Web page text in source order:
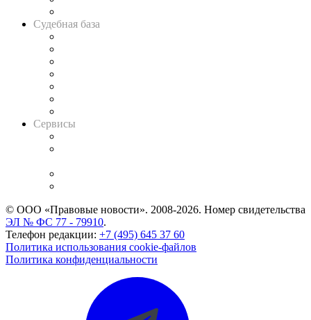
Судебная база
Сервисы
© ООО «Правовые новости». 2008-2026. Номер свидетельства
ЭЛ № ФС 77 - 79910.
Телефон редакции: +7 (495) 645 37 60
Политика использования cookie-файлов
Политика конфиденциальности